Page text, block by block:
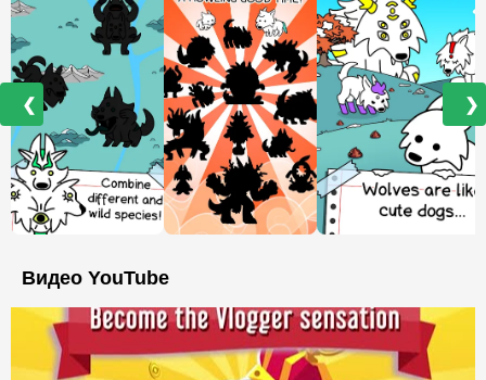
❮ ❯
Видео YouTube